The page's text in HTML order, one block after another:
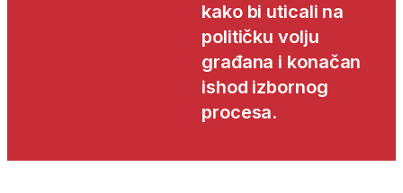
kako bi uticali na
političku volju
građana i konačan
ishod izbornog
procesa.